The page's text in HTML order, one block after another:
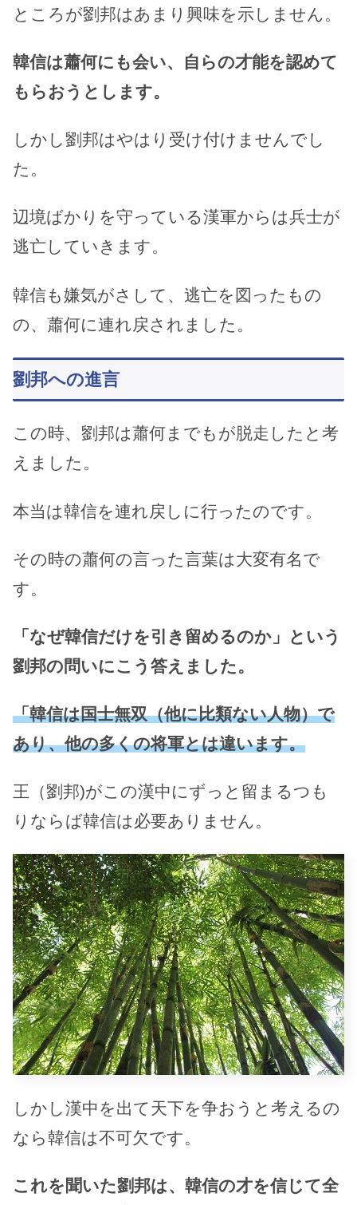
ところが劉邦はあまり興味を示しません。
韓信は蕭何にも会い、自らの才能を認めて
もらおうとします。
しかし劉邦はやはり受け付けませんでし
た。
辺境ばかりを守っている漢軍からは兵士が
逃亡していきます。
韓信も嫌気がさして、逃亡を図ったもの
の、蕭何に連れ戻されました。
劉邦への進言
この時、劉邦は蕭何までもが脱走したと考
えました。
本当は韓信を連れ戻しに行ったのです。
その時の蕭何の言った言葉は大変有名で
す。
「なぜ韓信だけを引き留めるのか」という
劉邦の問いにこう答えました。
「韓信は国士無双（他に比類ない人物）で
あり、他の多くの将軍とは違います。
王（劉邦)がこの漢中にずっと留まるつも
りならば韓信は必要ありません。
しかし漢中を出て天下を争おうと考えるの
なら韓信は不可欠です。
これを聞いた劉邦は、韓信の才を信じて全